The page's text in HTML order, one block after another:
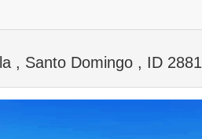
, Santo Domingo , ID 2881